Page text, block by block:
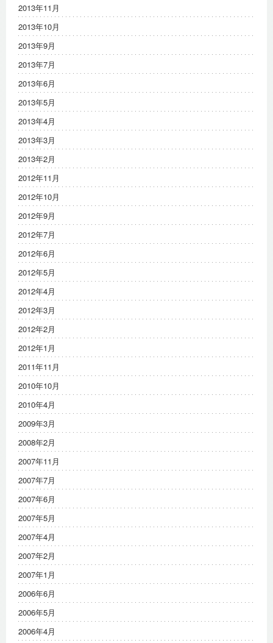
2013年11月
2013年10月
2013年9月
2013年7月
2013年6月
2013年5月
2013年4月
2013年3月
2013年2月
2012年11月
2012年10月
2012年9月
2012年7月
2012年6月
2012年5月
2012年4月
2012年3月
2012年2月
2012年1月
2011年11月
2010年10月
2010年4月
2009年3月
2008年2月
2007年11月
2007年7月
2007年6月
2007年5月
2007年4月
2007年2月
2007年1月
2006年6月
2006年5月
2006年4月